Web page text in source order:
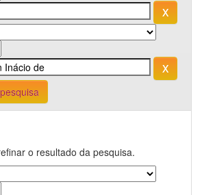
o resultado da pesquisa.